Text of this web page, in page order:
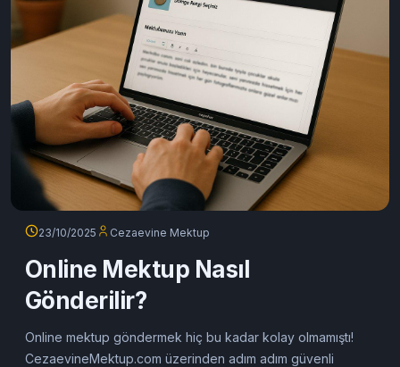
23/10/2025 Cezaevine Mektup
Online Mektup Nasıl
Gönderilir?
Online mektup göndermek hiç bu kadar kolay olmamıştı!
CezaevineMektup.com üzerinden adım adım güvenli